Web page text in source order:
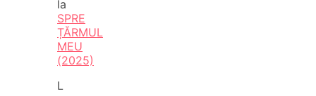
la
SPRE
ȚĂRMUL
MEU
(2025)
L